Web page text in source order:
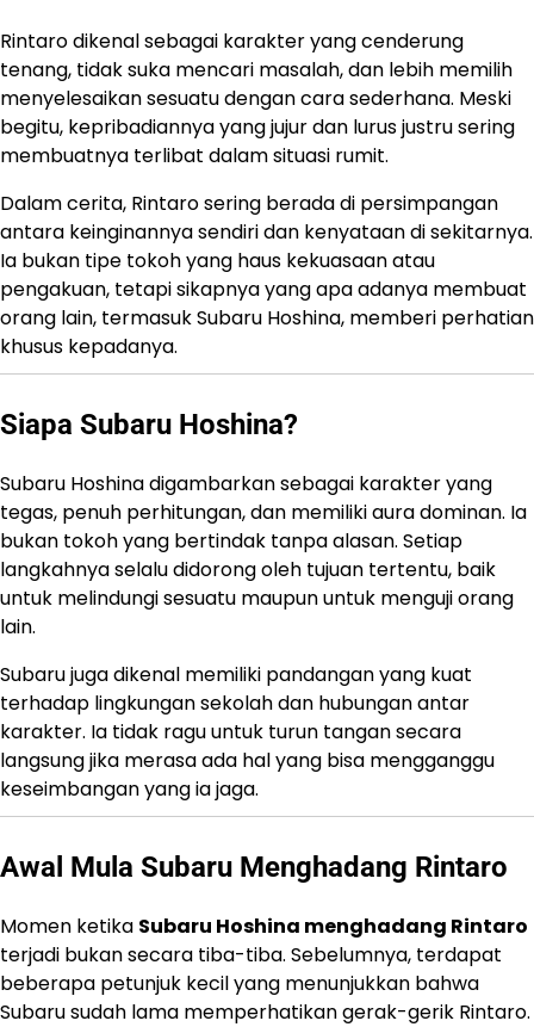
Rintaro dikenal sebagai karakter yang cenderung
tenang, tidak suka mencari masalah, dan lebih memilih
menyelesaikan sesuatu dengan cara sederhana. Meski
begitu, kepribadiannya yang jujur dan lurus justru sering
membuatnya terlibat dalam situasi rumit.
Dalam cerita, Rintaro sering berada di persimpangan
antara keinginannya sendiri dan kenyataan di sekitarnya.
Ia bukan tipe tokoh yang haus kekuasaan atau
pengakuan, tetapi sikapnya yang apa adanya membuat
orang lain, termasuk Subaru Hoshina, memberi perhatian
khusus kepadanya.
Siapa Subaru Hoshina?
Subaru Hoshina digambarkan sebagai karakter yang
tegas, penuh perhitungan, dan memiliki aura dominan. Ia
bukan tokoh yang bertindak tanpa alasan. Setiap
langkahnya selalu didorong oleh tujuan tertentu, baik
untuk melindungi sesuatu maupun untuk menguji orang
lain.
Subaru juga dikenal memiliki pandangan yang kuat
terhadap lingkungan sekolah dan hubungan antar
karakter. Ia tidak ragu untuk turun tangan secara
langsung jika merasa ada hal yang bisa mengganggu
keseimbangan yang ia jaga.
Awal Mula Subaru Menghadang Rintaro
Momen ketika Subaru Hoshina menghadang Rintaro
terjadi bukan secara tiba-tiba. Sebelumnya, terdapat
beberapa petunjuk kecil yang menunjukkan bahwa
Subaru sudah lama memperhatikan gerak-gerik Rintaro.